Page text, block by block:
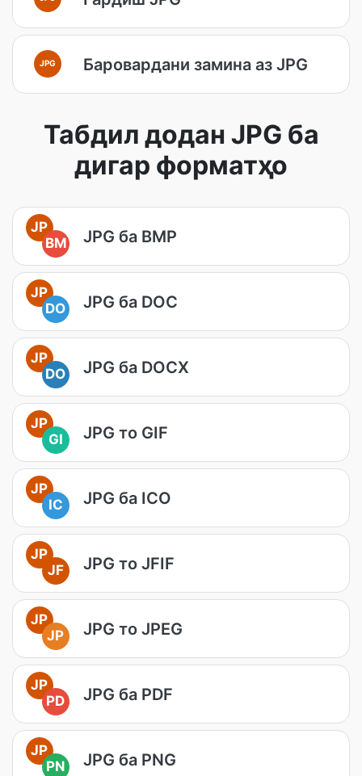
JPG Баровардани замина аз JPG
Табдил додан JPG ба
дигар форматҳо
JP
BM
JPG ба BMP
JP
DO
JPG ба DOC
JP
DO
JPG ба DOCX
JP
GI
JPG то GIF
JP
IC
JPG ба ICO
JP
JF
JPG то JFIF
JP
JP
JPG то JPEG
JP
PD
JPG ба PDF
JP
PN
JPG ба PNG